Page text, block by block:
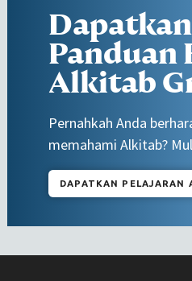
Dapatkan
Panduan
Alkitab
Pernahkah Anda
memahami Alkitab?
DAPATKAN PELAJARAN